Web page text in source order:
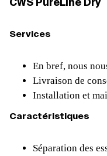
CWS PureLine Dry
Services
En bref, nous
Livraison de
Installation et
Caractéristiques
Séparation des